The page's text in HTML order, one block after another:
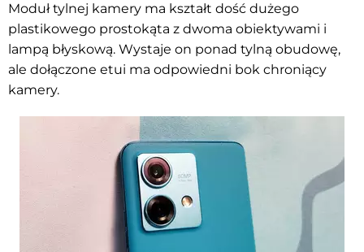
Moduł tylnej kamery ma kształt dość dużego
plastikowego prostokąta z dwoma obiektywami i
lampą błyskową. Wystaje on ponad tylną obudowę,
ale dołączone etui ma odpowiedni bok chroniący
kamery.